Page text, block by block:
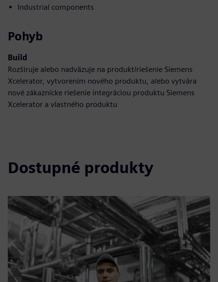
Industrial components
Pohyb
Build
Rozširuje alebo nadväzuje na produkt/riešenie Siemens
Xcelerator, vytvorením nového produktu, alebo vytvára
nové zákaznícke riešenie integráciou produktu Siemens
Xcelerator a vlastného produktu
Dostupné produkty